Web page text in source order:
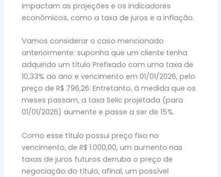
impactam as projeções e os indicadores
econômicos, como a taxa de juros e a inflação.
Vamos considerar o caso mencionado
anteriormente: suponha que um cliente tenha
adquirido um título Prefixado com uma taxa de
10,33% ao ano e vencimento em 01/01/2026, pelo
preço de R$ 796,26. Entretanto, à medida que os
meses passam, a taxa Selic projetada (para
01/01/2026) aumente e passe a ser de 15%.
Como esse título possui preço fixo no
vencimento, de R$ 1.000,00, um aumento nas
taxas de juros futuros derruba o preço de
negociação do título, afinal, um possível